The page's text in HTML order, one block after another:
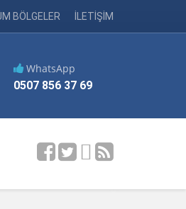
BÖLGELER İLETİŞİM
WhatsApp
0507 856 37 69